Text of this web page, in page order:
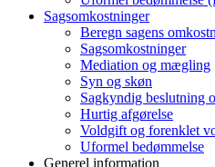
Sagsomkostninger
Beregn sagens
Sagsomkostninger
Mediation og mægling
Syn og skøn
Sagkyndig beslutning
Hurtig afgørelse
Voldgift og forenklet
Uformel bedømmelse
Generel information